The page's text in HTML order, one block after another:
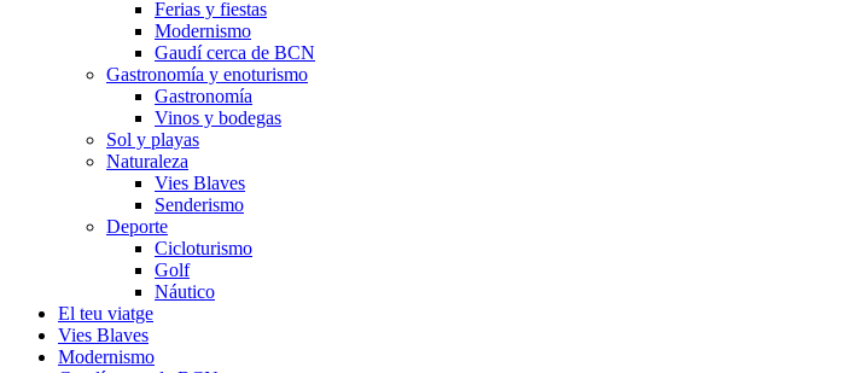
Ferias y fiestas
Modernismo
Gaudí cerca de BCN
Gastronomía y enoturismo
Gastronomía
Vinos y bodegas
Sol y playas
Naturaleza
Vies Blaves
Senderismo
Deporte
Cicloturismo
Golf
Náutico
El teu viatge
Vies Blaves
Modernismo